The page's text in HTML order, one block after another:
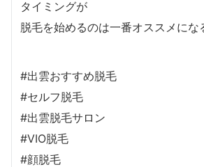
タイミングが
脱毛を始めるのは一番オススメに
#出雲おすすめ脱毛
#セルフ脱毛
#出雲脱毛サロン
#VIO脱毛
#顔脱毛